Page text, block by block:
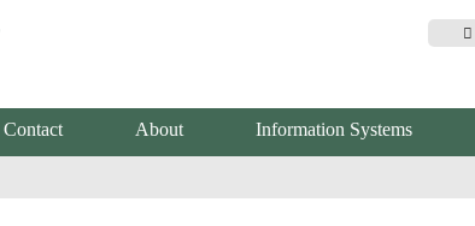
Contact About Information Systems